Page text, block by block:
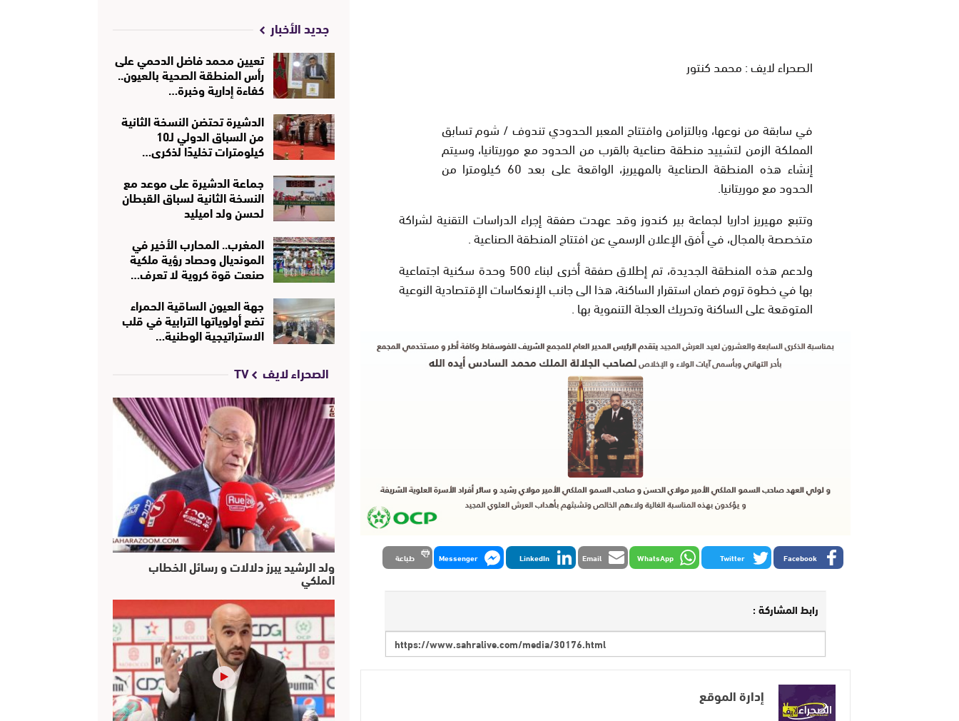
الصحراء لايف : محمد كنتور
في سابقة من نوعها، وبالتزامن وافتتاح المعبر الحدودي تندوف / شوم تسابق
المملكة الزمن لتشييد منطقة صناعية بالقرب من الحدود مع موريتانيا، وسيتم
إنشاء هذه المنطقة الصناعية بالمهيريز، الواقعة على بعد 60 كيلومترا من
الحدود مع موريتانيا.
وتتبع مهيريز اداريا لجماعة بير كندوز وقد عهدت صفقة إجراء الدراسات التقنية لشراكة
متخصصة بالمجال، في أفق الإعلان الرسمي عن افتتاح المنطقة الصناعية .
ولدعم هذه المنطقة الجديدة، تم إطلاق صفقة أخرى لبناء 500 وحدة سكنية اجتماعية
بها في خطوة تروم ضمان استقرار الساكنة، هذا الى جانب الإنعكاسات الإقتصادية النوعية
المتوقعة على الساكنة وتحريك العجلة التنموية بها .
Facebook
Twitter
WhatsApp
Email
LinkedIn
Messenger طباعة
رابط المشاركة :
إدارة الموقع
جديد الأخبار
تعيين محمد فاضل الدحمي على
رأس المنطقة الصحية بالعيون..
كفاءة إدارية وخبرة…
الدشيرة تحتضن النسخة الثانية
من السباق الدولي لـ10
كيلومترات تخليدًا لذكرى…
جماعة الدشيرة على موعد مع
النسخة الثانية لسباق القبطان
لحسن ولد اميليد
المغرب.. المحارب الأخير في
المونديال وحصاد رؤية ملكية
صنعت قوة كروية لا تعرف…
جهة العيون الساقية الحمراء
تضع أولوياتها الترابية في قلب
الاستراتيجية الوطنية…
الصحراء لايف TV
ولد الرشيد يبرز دلالات و رسائل الخطاب
الملكي